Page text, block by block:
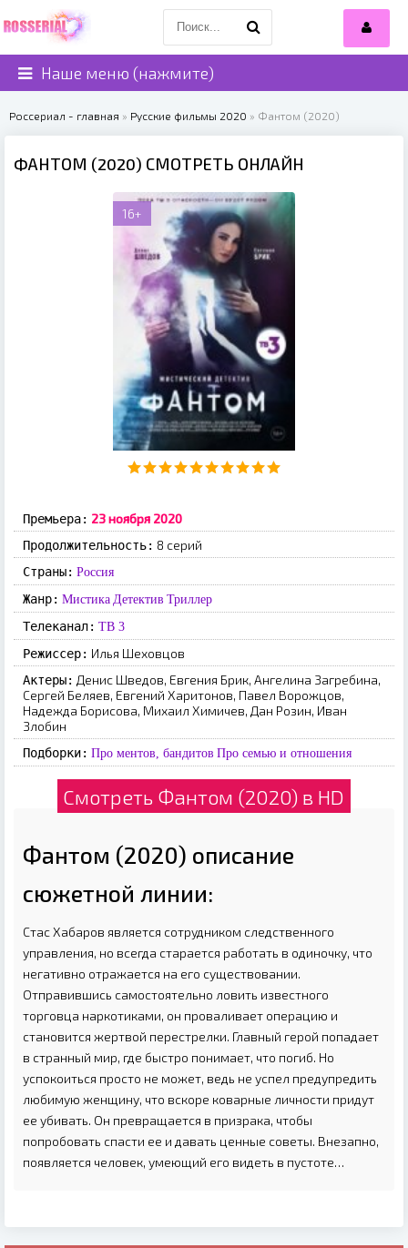
Наше меню (нажмите)
Россериал - главная » Русские фильмы 2020 » Фантом (2020)
ФАНТОМ (2020) СМОТРЕТЬ ОНЛАЙН
16+
Премьера: 23 ноября 2020
Продолжительность: 8 серий
Страны: Россия
Жанр: Мистика Детектив Триллер
Телеканал: ТВ 3
Режиссер: Илья Шеховцов
Актеры: Денис Шведов, Евгения Брик, Ангелина Загребина,
Сергей Беляев, Евгений Харитонов, Павел Ворожцов,
Надежда Борисова, Михаил Химичев, Дан Розин, Иван
Злобин
Подборки: Про ментов, бандитов Про семью и отношения
Смотреть Фантом (2020) в HD
Фантом (2020) описание
сюжетной линии:
Стас Хабаров является сотрудником следственного
управления, но всегда старается работать в одиночку, что
негативно отражается на его существовании.
Отправившись самостоятельно ловить известного
торговца наркотиками, он проваливает операцию и
становится жертвой перестрелки. Главный герой попадает
в странный мир, где быстро понимает, что погиб. Но
успокоиться просто не может, ведь не успел предупредить
любимую женщину, что вскоре коварные личности придут
ее убивать. Он превращается в призрака, чтобы
попробовать спасти ее и давать ценные советы. Внезапно,
появляется человек, умеющий его видеть в пустоте…